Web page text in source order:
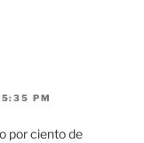
PM
por ciento de